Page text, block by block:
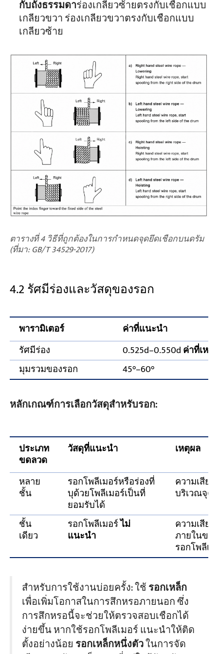
กับถังธรรมดาร่องเกลียวซ้ายตรงกับเชือกแบบ
เกลียวขวา ร่องเกลียวขวาตรงกับเชือกแบบ
เกลียวซ้าย
ตารางที่ 4 วิธีที่ถูกต้องในการกำหนดจุดยึดเชือกบนดรัม
(ที่มา: GB/T 34529-2017)
4.2 รัศมีร่องและวัสดุของรอก
พารามิเตอร์
ค่าที่แนะนำ
รัศมีร่อง
0.525d–0.550dค่าที่เหม
มุมรวมของรอก
45°–60°
หลักเกณฑ์การเลือกวัสดุสำหรับรอก:
ประเภท
ขดลวด
วัสดุที่แนะนำ เหตุผล
หลาย
ชั้น
รอกโพลีเมอร์หรือร่องที่
บุด้วยโพลีเมอร์เป็นที่
ยอมรับได้
ความเสีย
บริเวณจุด
ชั้น
เดียว
รอกโพลีเมอร์ไม่
แนะนำ
ความเสีย
ภายในขอ
รอกโพลีเ
สำหรับการใช้งานบ่อยครั้ง: ใช้รอกเหล็ก
เพื่อเพิ่มโอกาสในการสึกหรอภายนอก ซึ่ง
การสึกหรอนี้จะช่วยให้ตรวจสอบเชือกได้
ง่ายขึ้น หากใช้รอกโพลีเมอร์ แนะนำให้ติด
ตั้งอย่างน้อย รอกเหล็กหนึ่งตัวในการจัด